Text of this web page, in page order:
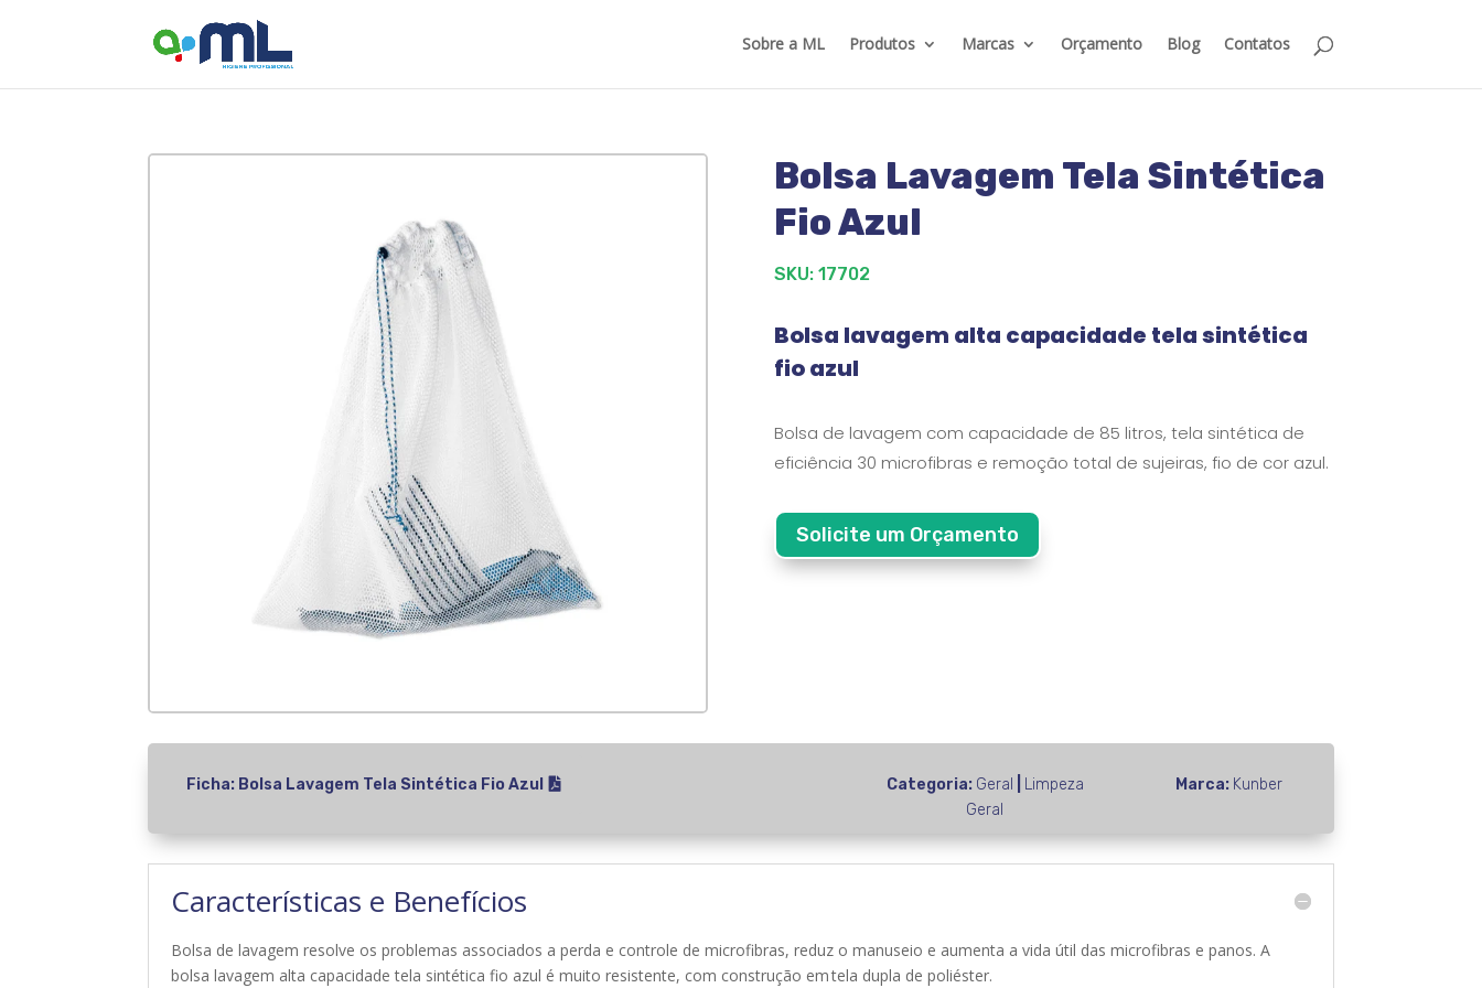
Sobre a ML Produtos Marcas Orçamento Blog Contatos
Bolsa Lavagem Tela Sintética
Fio Azul
SKU: 17702
Bolsa lavagem alta capacidade tela sintética
fio azul
Bolsa de lavagem com capacidade de 85 litros, tela sintética de
eficiência 30 microfibras e remoção total de sujeiras, fio de cor azul.
Solicite um Orçamento
Ficha: Bolsa Lavagem Tela Sintética Fio Azul Categoria: Geral
Limpeza
Geral
Marca: Kunber
Características e Benefícios
Bolsa de lavagem resolve os problemas associados a perda e controle de microfibras, reduz o manuseio e aumenta a vida útil das microfibras e panos. A
bolsa lavagem alta capacidade tela sintética fio azul é muito resistente, com construção em tela dupla de poliéster.